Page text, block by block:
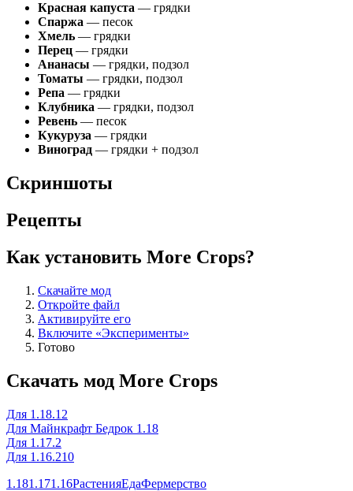
Красная капуста — грядки
Спаржа — песок
Хмель — грядки
Перец — грядки
Ананасы — грядки, подзол
Томаты — грядки, подзол
Репа — грядки
Клубника — грядки, подзол
Ревень — песок
Кукуруза — грядки
Виноград — грядки + подзол
Скриншоты
Рецепты
Как установить More Crops?
Скачайте мод
Откройте файл
Активируйте его
Включите «Эксперименты»
Готово
Скачать мод More Crops
Для 1.18.12
Для Майнкрафт Бедрок 1.18
Для 1.17.2
Для 1.16.210
1.181.171.16РастенияЕдаФермерство